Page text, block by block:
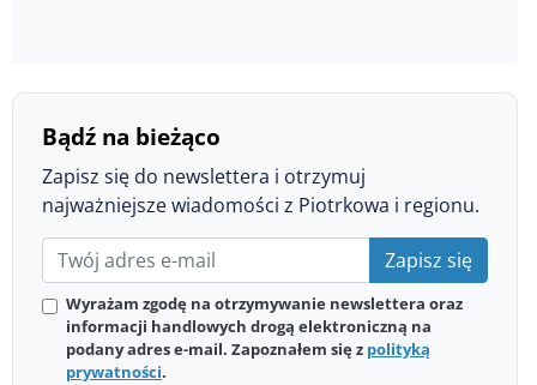
Bądź na bieżąco
Zapisz się do newslettera i otrzymuj
najważniejsze wiadomości z Piotrkowa i regionu.
Zapisz się
Wyrażam zgodę na otrzymywanie newslettera oraz
informacji handlowych drogą elektroniczną na
podany adres e-mail. Zapoznałem się z polityką
prywatności.